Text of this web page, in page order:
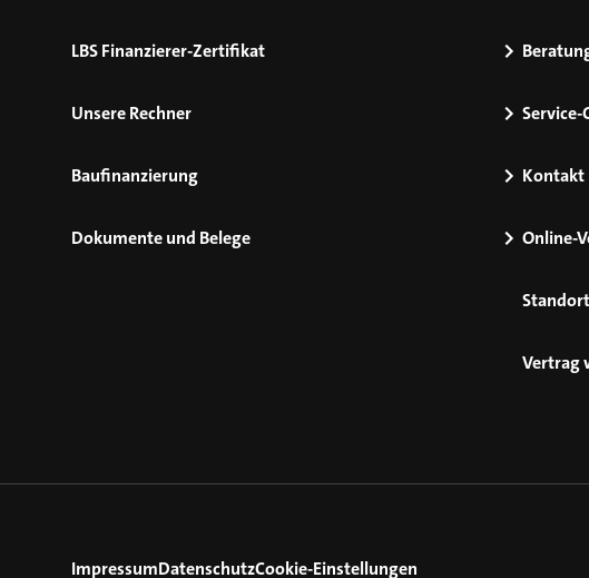
LBS Finanzierer-Zertifikat
Unsere Rechner
Baufinanzierung
Dokumente und Belege
Service-
Kontakt
Online-
Vertrag
ImpressumDatenschutzCookie-Einstellungen